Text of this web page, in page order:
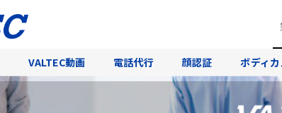
VALTEC動画 電話代行 顔認証 ボディ